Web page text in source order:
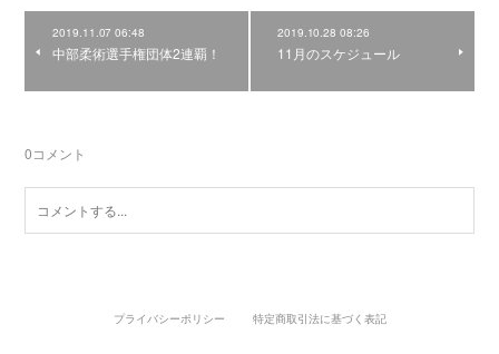
2019.11.07 06:48
中部柔術選手権団体2連覇！
2019.10.28 08:26
11月のスケジュール
0コメント
プライバシーポリシー 特定商取引法に基づく表記